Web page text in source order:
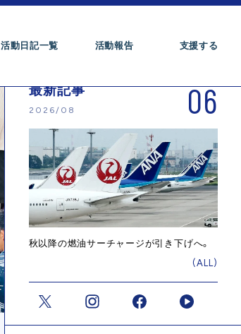
活動日記一覧 活動報告 支援する
最新記事
2026/08 06
秋以降の燃油サーチャージが引き下げへ。
(ALL)